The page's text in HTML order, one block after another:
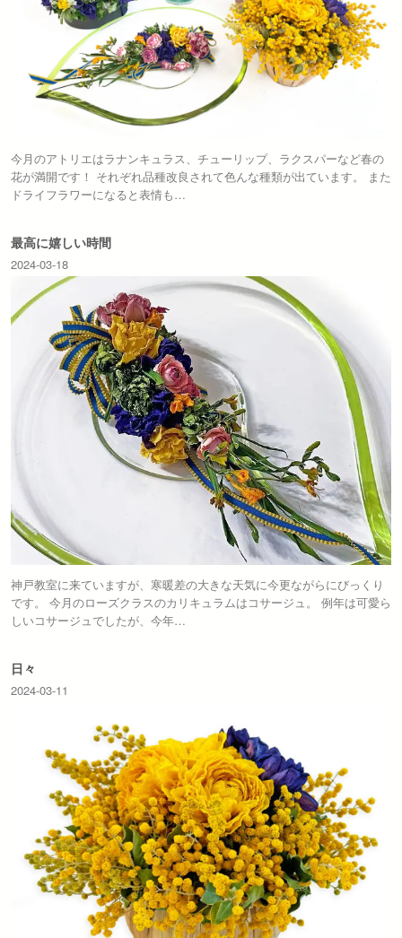
今月のアトリエはラナンキュラス、チューリップ、ラクスパーなど春の
花が満開です！ それぞれ品種改良されて色んな種類が出ています。 また
ドライフラワーになると表情も…
最高に嬉しい時間
2024-03-18
神戸教室に来ていますが、寒暖差の大きな天気に今更ながらにびっくり
です。 今月のローズクラスのカリキュラムはコサージュ。 例年は可愛ら
しいコサージュでしたが、今年…
日々
2024-03-11